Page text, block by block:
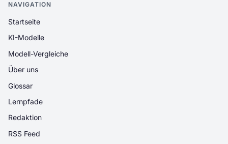
NAVIGATION
Startseite
KI-Modelle
Modell-Vergleiche
Über uns
Glossar
Lernpfade
Redaktion
RSS Feed